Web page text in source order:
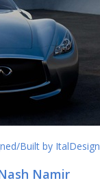
Built by ItalDesign
Namir